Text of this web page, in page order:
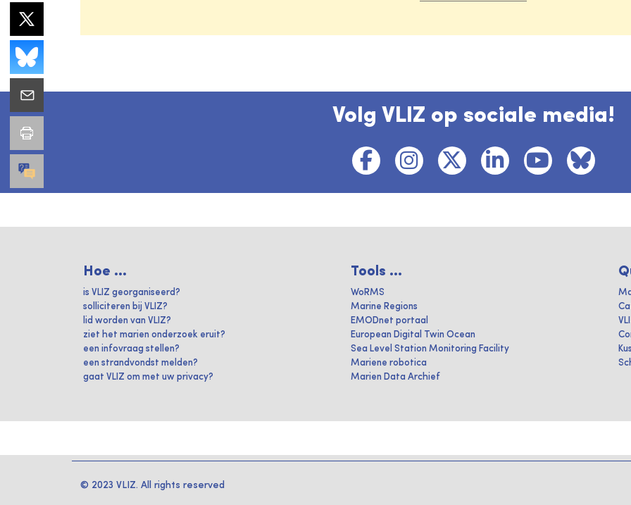
Volg VLIZ op sociale media!
Hoe ...
is VLIZ georganiseerd?
solliciteren bij VLIZ?
lid worden van VLIZ?
ziet het marien onderzoek eruit?
een infovraag stellen?
een strandvondst melden?
gaat VLIZ om met uw privacy?
Tools ...
WoRMS
Marine Regions
EMODnet portaal
European Digital Twin Ocean
Sea Level Station Monitoring Facility
Mariene robotica
Marien Data Archief
© 2023 VLIZ. All rights reserved